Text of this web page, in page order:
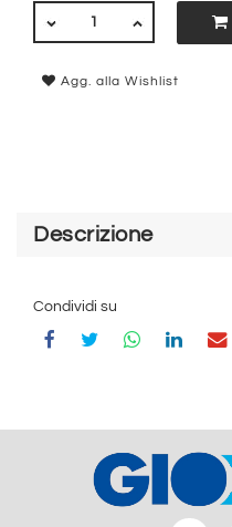
Agg. alla Wishlist
Descrizione
Condividi su